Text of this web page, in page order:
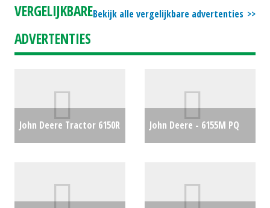
Bekijk alle vergelijkbare advertenties
VERGELIJKBARE
ADVERTENTIES
John Deere Tractor 6150R
John Deere - 6155M PQ